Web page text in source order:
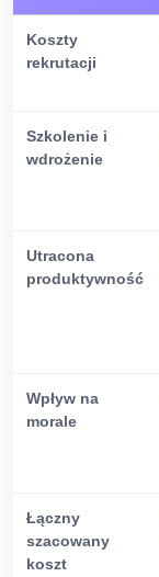
Koszty
rekrutacji
Szkolenie i
wdrożenie
Utracona
produktywność
Wpływ na
morale
Łączny
szacowany
koszt